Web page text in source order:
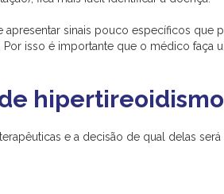
apresentar sinais pouco específicos que
isso é importante que o médico faça
hipertireoidismo
e a decisão de qual delas